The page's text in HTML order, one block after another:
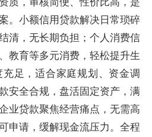
。小额信用贷款解决日常琐碎
清，无长期负担；个人消费信
教育等多元消费，轻松提升生
足，适合家庭规划、资金调
安全合规，盘活固定资产，满
业贷款聚焦经营痛点，无需高
申请，缓解现金流压力。全程